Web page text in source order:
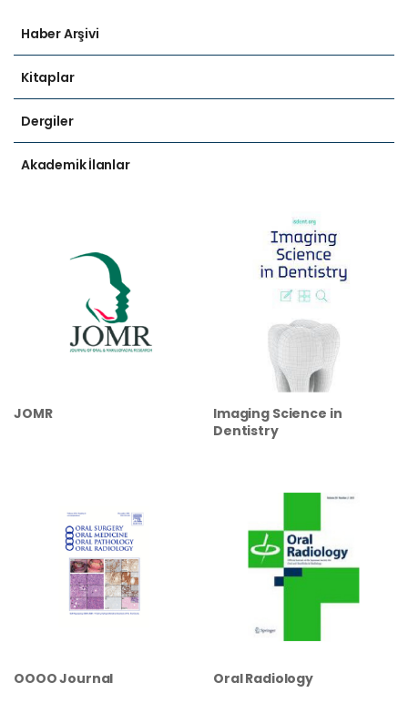
Haber Arşivi
Kitaplar
Dergiler
Akademik İlanlar
JOMR
Imaging Science in
Dentistry
OOOO Journal Oral Radiology